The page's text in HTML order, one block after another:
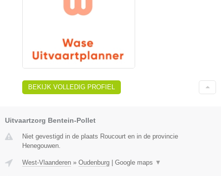
BEKIJK VOLLEDIG PROFIEL
Uitvaartzorg Bentein-Pollet
Niet gevestigd in de plaats Roucourt en in de provincie
Henegouwen.
West-Vlaanderen » Oudenburg | Google maps ▼